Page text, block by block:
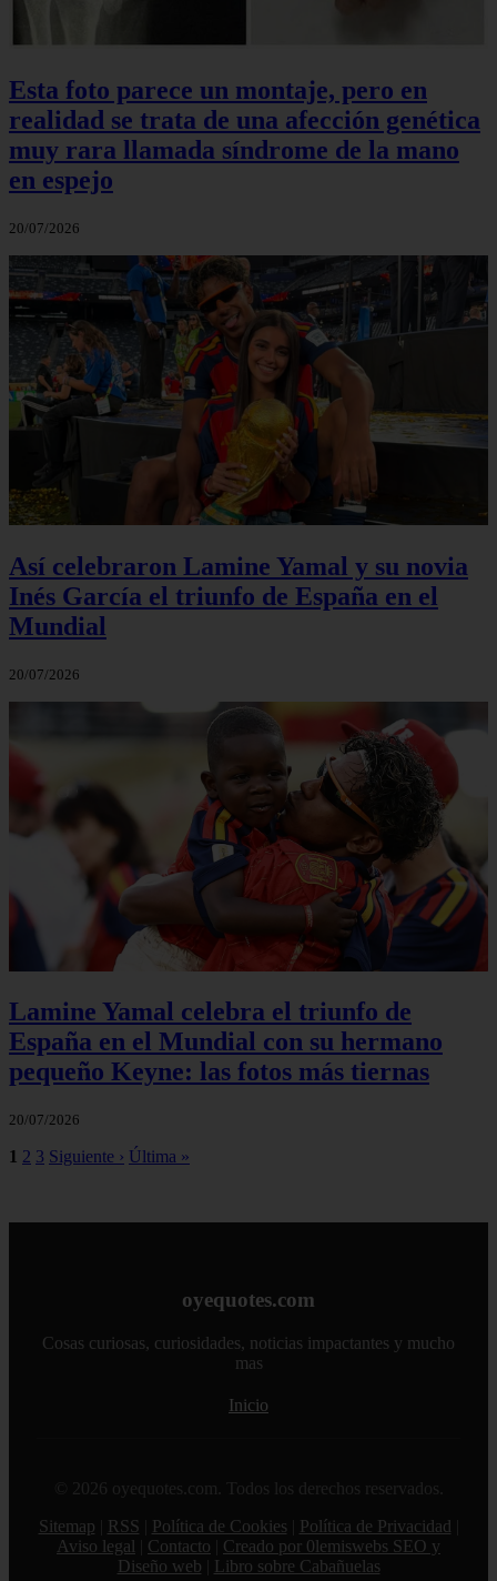
Esta foto parece un montaje, pero en
realidad se trata de una afección genética
muy rara llamada síndrome de la mano
en espejo
20/07/2026
Así celebraron Lamine Yamal y su novia
Inés García el triunfo de España en el
Mundial
20/07/2026
Lamine Yamal celebra el triunfo de
España en el Mundial con su hermano
pequeño Keyne: las fotos más tiernas
20/07/2026
1 2 3 Siguiente › Última »
oyequotes.com
Cosas curiosas, curiosidades, noticias impactantes y mucho
mas
Inicio
© 2026 oyequotes.com. Todos los derechos reservados.
Sitemap
RSS Política de Cookies Política de Privacidad
Aviso legal
Contacto
Creado por 0lemiswebs SEO y
Diseño web
Libro sobre Cabañuelas